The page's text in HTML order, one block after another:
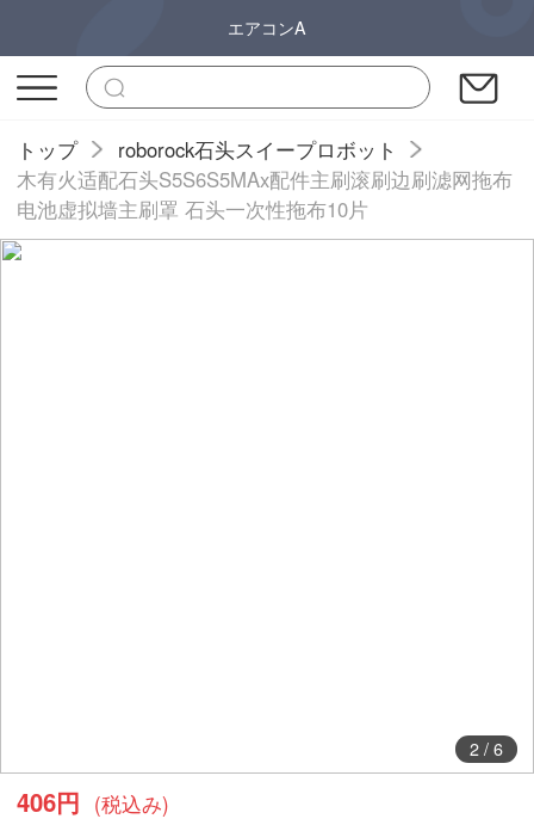
エアコンA
トップ
roborock石头スイープロボット
木有火适配石头S5S6S5MAx配件主刷滚刷边刷滤网拖布
电池虚拟墙主刷罩 石头一次性拖布10片
2/ 6
406円 (税込み)